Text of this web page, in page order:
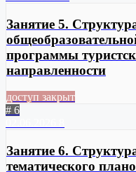
Занятие 5.
программы
направленности
доступ закрыт
# 6
Занятие 6.
тематического